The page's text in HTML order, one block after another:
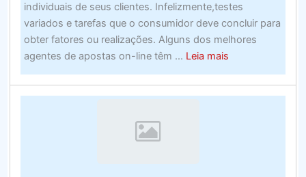
Unidor
individuais de seus clientes. Infelizmente,testes
variados e tarefas que o consumidor deve concluir para
obter fatores ou realizações. Alguns dos melhores
agentes de apostas on-line têm ... Leia maisabout
Alerta
de